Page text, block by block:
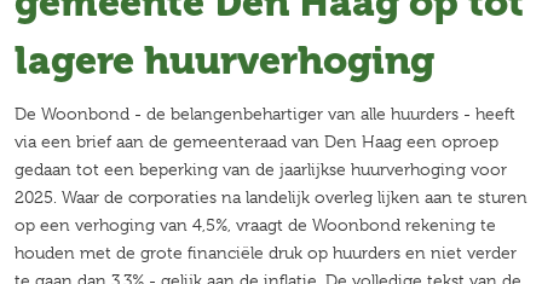
lagere huurverhoging
De Woonbond - de belangenbehartiger van alle huurders - heeft
via een brief aan de gemeenteraad van Den Haag een oproep
gedaan tot een beperking van de jaarlijkse huurverhoging voor
2025. Waar de corporaties na landelijk overleg lijken aan te sturen
op een verhoging van 4,5%, vraagt de Woonbond rekening te
houden met de grote financiële druk op huurders en niet verder